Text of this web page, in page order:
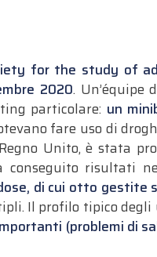
for the study of
2020. Un’équipe
particolare: un
fare uso di
Unito, è stata
risultati
di cui otto gestite
Il profilo tipico degli
(problemi di